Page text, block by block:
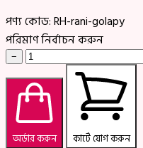
পণ্য কোড:RH-rani-golapy
পরিমাণ নির্বাচন করুন
−
অর্ডার করুন কার্টে যোগ করুন